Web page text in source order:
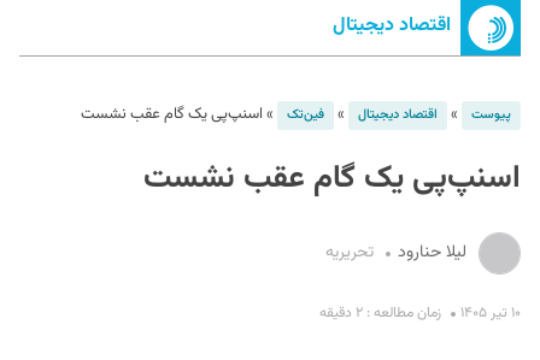
اقتصاد دیجیتال
پیوست » اقتصاد دیجیتال » فین‌تک » اسنپ‌پی یک گام عقب نشست
اسنپ‌پی یک گام عقب نشست
لیلا حنارود تحریریه
۱۰ تیر ۱۴۰۵ زمان مطالعه : ۲ دقیقه